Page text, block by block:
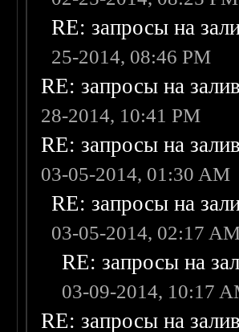
RE: запросы на
25-2014, 08:46 PM
RE: запросы на
28-2014, 10:41 PM
RE: запросы на
03-05-2014, 01:30 AM
RE: запросы на
03-05-2014, 02:17
RE: запросы на
03-09-2014, 10:17
RE: запросы на